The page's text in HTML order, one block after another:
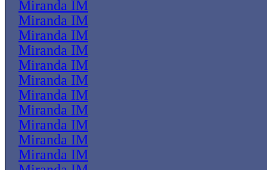
Miranda IM
Miranda IM
Miranda IM
Miranda IM
Miranda IM
Miranda IM
Miranda IM
Miranda IM
Miranda IM
Miranda IM
Miranda IM